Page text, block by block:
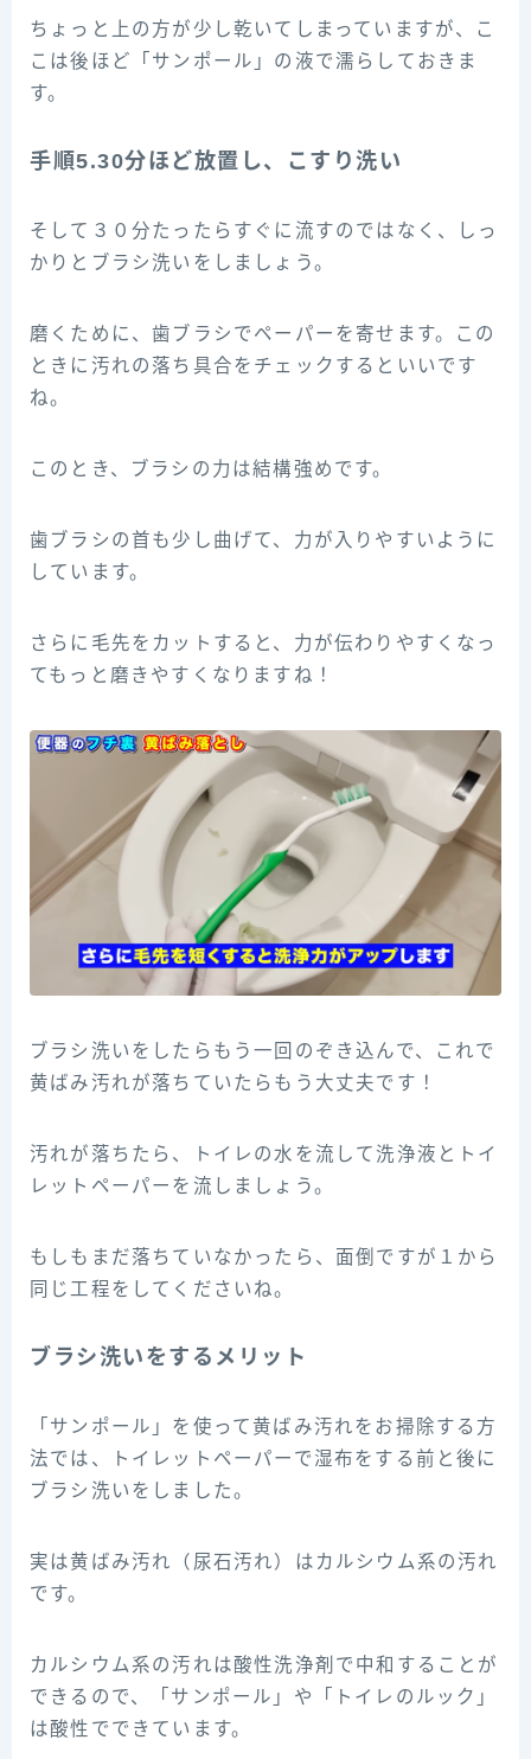
ちょっと上の方が少し乾いてしまっていますが、こ
こは後ほど「サンポール」の液で濡らしておきま
す。
手順5.30分ほど放置し、こすり洗い
そして３０分たったらすぐに流すのではなく、しっ
かりとブラシ洗いをしましょう。
磨くために、歯ブラシでペーパーを寄せます。この
ときに汚れの落ち具合をチェックするといいです
ね。
このとき、ブラシの力は結構強めです。
歯ブラシの首も少し曲げて、力が入りやすいように
しています。
さらに毛先をカットすると、力が伝わりやすくなっ
てもっと磨きやすくなりますね！
ブラシ洗いをしたらもう一回のぞき込んで、これで
黄ばみ汚れが落ちていたらもう大丈夫です！
汚れが落ちたら、トイレの水を流して洗浄液とトイ
レットペーパーを流しましょう。
もしもまだ落ちていなかったら、面倒ですが１から
同じ工程をしてくださいね。
ブラシ洗いをするメリット
「サンポール」を使って黄ばみ汚れをお掃除する方
法では、トイレットペーパーで湿布をする前と後に
ブラシ洗いをしました。
実は黄ばみ汚れ（尿石汚れ）はカルシウム系の汚れ
です。
カルシウム系の汚れは酸性洗浄剤で中和することが
できるので、「サンポール」や「トイレのルック」
は酸性でできています。